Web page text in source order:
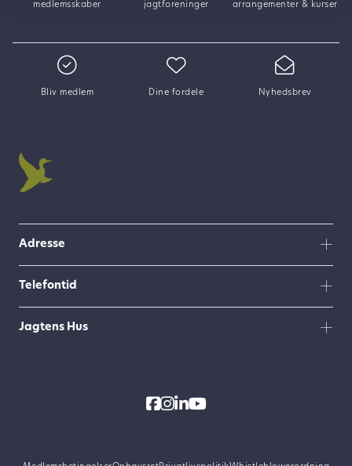
Bliv medlem Dine fordele Nyhedsbrev
medlemsskaber jagtforeninger arrangementer & kurser
Adresse
Telefontid
Jagtens Hus